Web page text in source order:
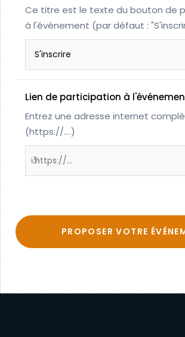
Ce titre est le texte du bouton de
à l'événement (par défaut :
Lien de participation à
Entrez une adresse internet
(https://....)